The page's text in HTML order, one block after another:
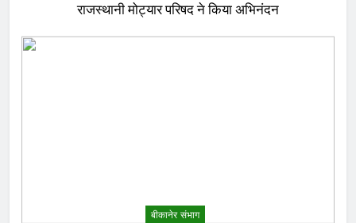
राजस्थानी मोट्यार परिषद ने किया अभिनंदन
बीकानेर संभाग